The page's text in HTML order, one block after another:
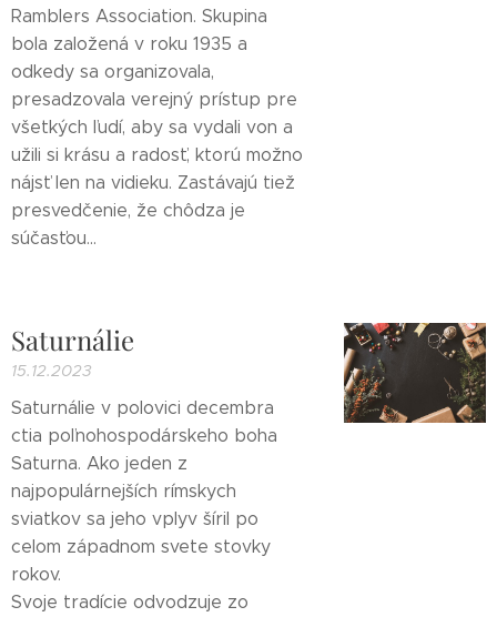
Ramblers Association. Skupina
bola založená v roku 1935 a
odkedy sa organizovala,
presadzovala verejný prístup pre
všetkých ľudí, aby sa vydali von a
užili si krásu a radosť, ktorú možno
nájsť len na vidieku. Zastávajú tiež
presvedčenie, že chôdza je
súčasťou...
Saturnálie
15.12.2023
Saturnálie v polovici decembra
ctia poľnohospodárskeho boha
Saturna. Ako jeden z
najpopulárnejších rímskych
sviatkov sa jeho vplyv šíril po
celom západnom svete stovky
rokov.
Svoje tradície odvodzuje zo